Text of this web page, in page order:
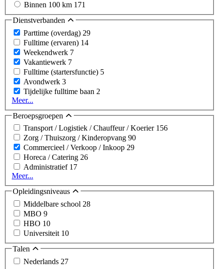
Binnen 100 km 171
Dienstverbanden
Parttime (overdag) 29
Fulltime (ervaren) 14
Weekendwerk 7
Vakantiewerk 7
Fulltime (startersfunctie) 5
Avondwerk 3
Tijdelijke fulltime baan 2
Meer...
Beroepsgroepen
Transport / Logistiek / Chauffeur / Koerier 156
Zorg / Thuiszorg / Kinderopvang 90
Commercieel / Verkoop / Inkoop 29
Horeca / Catering 26
Administratief 17
Meer...
Opleidingsniveaus
Middelbare school 28
MBO 9
HBO 10
Universiteit 10
Talen
Nederlands 27